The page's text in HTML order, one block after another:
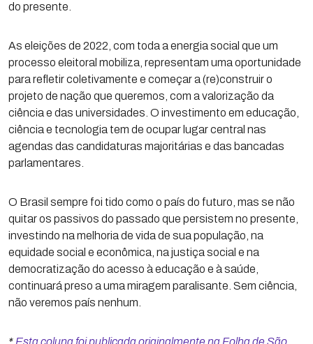
do presente.
As eleições de 2022, com toda a energia social que um
processo eleitoral mobiliza, representam uma oportunidade
para refletir coletivamente e começar a (re)construir o
projeto de nação que queremos, com a valorização da
ciência e das universidades. O investimento em educação,
ciência e tecnologia tem de ocupar lugar central nas
agendas das candidaturas majoritárias e das bancadas
parlamentares.
O Brasil sempre foi tido como o país do futuro, mas se não
quitar os passivos do passado que persistem no presente,
investindo na melhoria de vida de sua população, na
equidade social e econômica, na justiça social e na
democratização do acesso à educação e à saúde,
continuará preso a uma miragem paralisante. Sem ciência,
não veremos país nenhum.​
* Esta coluna foi publicada originalmente na Folha de São